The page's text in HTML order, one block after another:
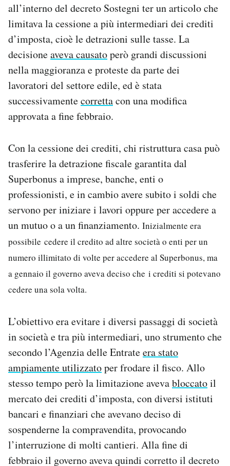
all’interno del decreto Sostegni ter un articolo che
limitava la cessione a più intermediari dei crediti
d’imposta, cioè le detrazioni sulle tasse. La
decisioneaveva causatoperò grandi discussioni
nella maggioranza e proteste da parte dei
lavoratori del settore edile, ed è stata
successivamentecorrettacon una modifica
approvata a fine febbraio.
Con la cessione dei crediti, chi ristruttura casa può
trasferire la detrazione fiscale garantita dal
Superbonus a imprese, banche, enti o
professionisti, e in cambio avere subito i soldi che
servono per iniziare i lavori oppure per accedere a
un mutuo o a un finanziamento. Inizialmente era
possibile cedere il credito ad altre società o enti per un
numero illimitato di volte per accedere al Superbonus, ma
a gennaio il governo aveva deciso che i crediti si potevano
cedere una sola volta.
L’obiettivo era evitare i diversi passaggi di società
in società e tra più intermediari, uno strumento che
secondo l’Agenzia delle Entrateera stato
ampiamente utilizzatoper frodare il fisco. Allo
stesso tempo però la limitazione avevabloccatoil
mercato dei crediti d’imposta, con diversi istituti
bancari e finanziari che avevano deciso di
sospenderne la compravendita, provocando
l’interruzione di molti cantieri. Alla fine di
febbraio il governo aveva quindi corretto il decreto